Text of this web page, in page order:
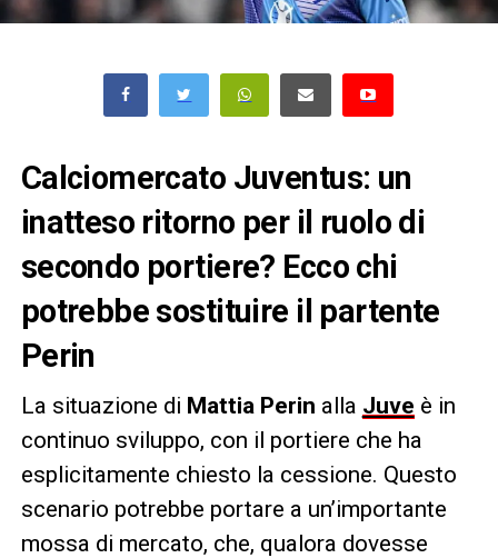
Calciomercato Juventus: un
inatteso ritorno per il ruolo di
secondo portiere? Ecco chi
potrebbe sostituire il partente
Perin
La situazione di Mattia Perin alla Juve è in
continuo sviluppo, con il portiere che ha
esplicitamente chiesto la cessione. Questo
scenario potrebbe portare a un’importante
mossa di mercato, che, qualora dovesse